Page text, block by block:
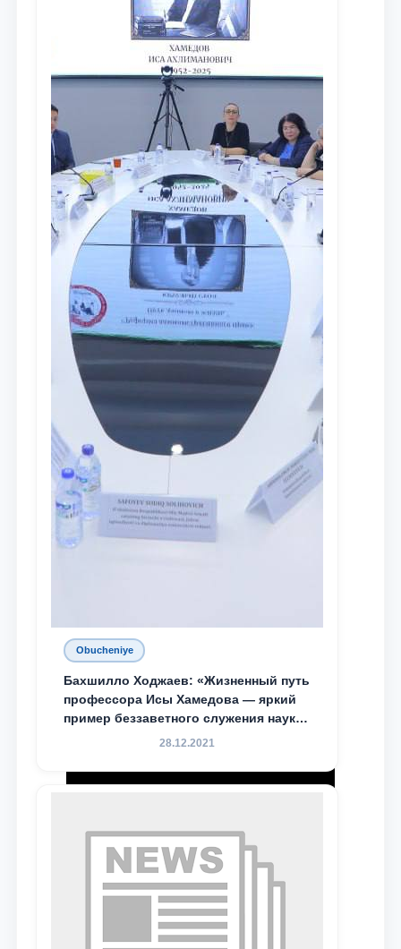
Obucheniye
Бахшилло Ходжаев: «Жизненный путь
профессора Исы Хамедова — яркий
пример беззаветного служения науке,
Родине и воспитанию молодого
28.12.2021